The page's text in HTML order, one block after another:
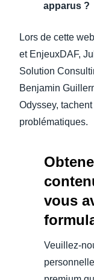
apparus ?
Lors de cette
et EnjeuxDAF,
Solution
Benjamin
Odyssey,
problématiques.
vous
Veuillez-